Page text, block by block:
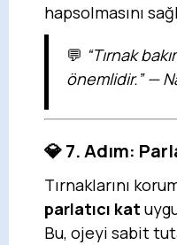
hapsolmasını
💬 “Tırnak
önemlidir.” —
💎 7. Adım:
Tırnaklarını
parlatıcı kat
Bu, ojeyi sabit